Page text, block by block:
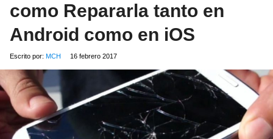
como Repararla tanto en
Android como en iOS
Escrito por: MCH 16 febrero 2017